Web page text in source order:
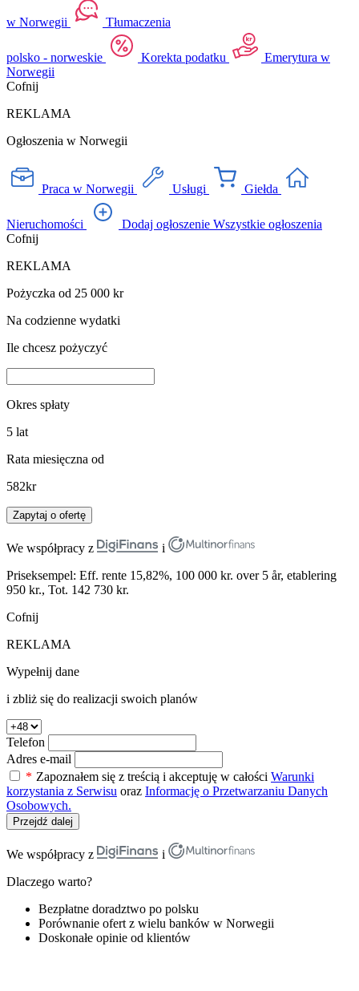
w Norwegii Tłumaczenia
polsko - norweskie Korekta podatku
Emerytura w
Norwegii
Cofnij
REKLAMA
Ogłoszenia w Norwegii
Praca w Norwegii Usługi Giełda
Nieruchomości Dodaj ogłoszenie Wszystkie ogłoszenia
Cofnij
REKLAMA
Pożyczka od 25 000 kr
Na codzienne wydatki
Ile chcesz pożyczyć
Okres spłaty
5 lat
Rata miesięczna od
582kr
Zapytaj o ofertę
We współpracy z
i
Priseksempel: Eff. rente 15,82%, 100 000 kr. over 5 år, etablering
950 kr., Tot. 142 730 kr.
Cofnij
REKLAMA
Wypełnij dane
i zbliż się do realizacji swoich planów
Telefon
Adres e-mail
* Zapoznałem się z treścią i akceptuję w całości Warunki
korzystania z Serwisu oraz Informację o Przetwarzaniu Danych
Osobowych.
Przejdź dalej
We współpracy z
i
Dlaczego warto?
Bezpłatne doradztwo po polsku
Porównanie ofert z wielu banków w Norwegii
Doskonałe opinie od klientów